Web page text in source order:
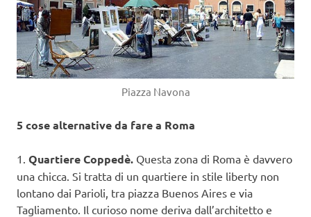
Piazza Navona
5 cose alternative da fare a Roma
1. Quartiere Coppedè. Questa zona di Roma è davvero
una chicca. Si tratta di un quartiere in stile liberty non
lontano dai Parioli, tra piazza Buenos Aires e via
Tagliamento. Il curioso nome deriva dall’architetto e